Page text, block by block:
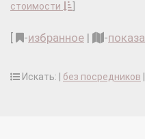
стоимости
-избранное | -
Искать: | без посредников